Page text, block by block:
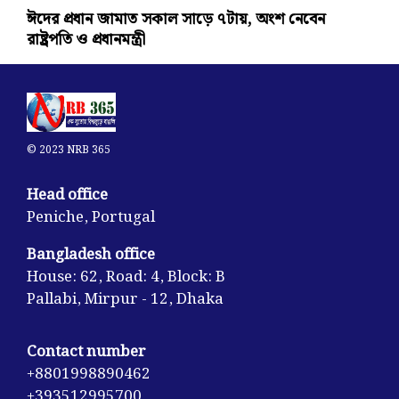
ঈদের প্রধান জামাত সকাল সাড়ে ৭টায়, অংশ নেবেন
রাষ্ট্রপতি ও প্রধানমন্ত্রী
© 2023 NRB 365
Head office
Peniche, Portugal
Bangladesh office
House: 62, Road: 4, Block: B
Pallabi, Mirpur - 12, Dhaka
Contact number
+8801998890462